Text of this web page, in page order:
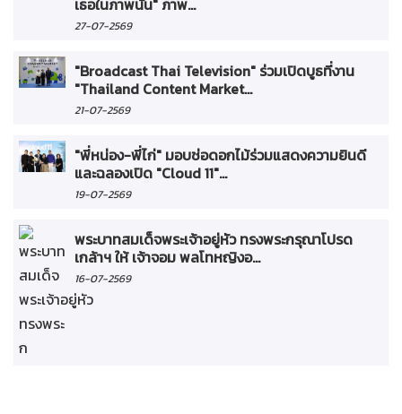
เธอในภาพนั้น" ภาพ...
27-07-2569
"Broadcast Thai Television" ร่วมเปิดบูธที่งาน
"Thailand Content Market...
21-07-2569
"พี่หน่อง-พี่ไก่" มอบช่อดอกไม้ร่วมแสดงความยินดี
และฉลองเปิด "Cloud 11"...
19-07-2569
พระบาทสมเด็จพระเจ้าอยู่หัว ทรงพระกรุณาโปรด
เกล้าฯ ให้ เจ้าจอม พลโทหญิงอ...
16-07-2569